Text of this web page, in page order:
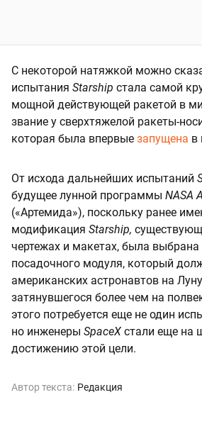
С некоторой натяжкой можно
испытания Starship стала самой
мощной действующей ракетой в
звание у сверхтяжелой ракеты-
которая была впервые запущена в
От исхода дальнейших испытаний
будущее лунной программы NASA
(«Артемида»), поскольку ранее
модификация Starship,
чертежах и макетах, была выбрана
посадочного модуля, который
американских астронавтов на
затянувшегося более чем на
этого потребуется еще не один
но инженеры SpaceX стали еще на
достижению этой цели.
Автор текста: Редакция